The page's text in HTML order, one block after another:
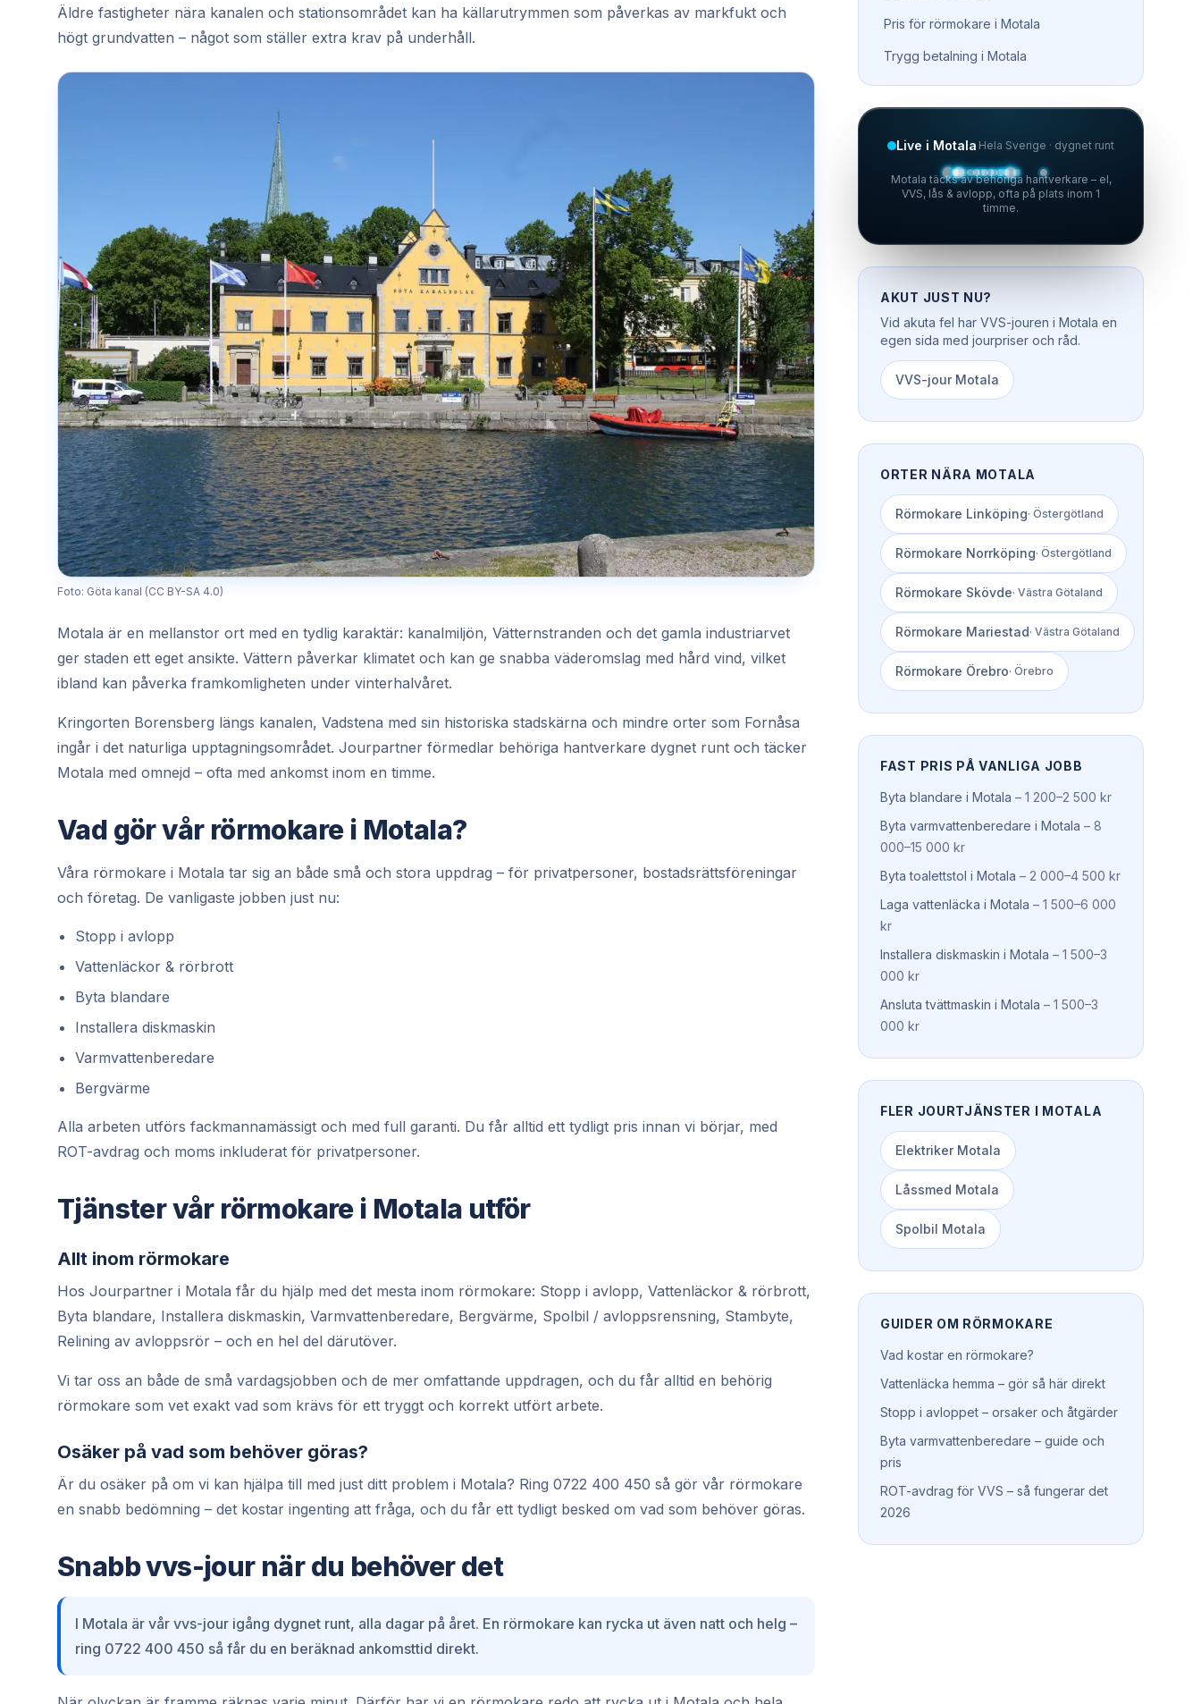
Äldre fastigheter nära kanalen och stationsområdet kan ha källarutrymmen som påverkas av markfukt och
högt grundvatten – något som ställer extra krav på underhåll.
Foto: Göta kanal (CC BY-SA 4.0)
Motala är en mellanstor ort med en tydlig karaktär: kanalmiljön, Vätternstranden och det gamla industriarvet
ger staden ett eget ansikte. Vättern påverkar klimatet och kan ge snabba väderomslag med hård vind, vilket
ibland kan påverka framkomligheten under vinterhalvåret.
Kringorten Borensberg längs kanalen, Vadstena med sin historiska stadskärna och mindre orter som Fornåsa
ingår i det naturliga upptagningsområdet. Jourpartner förmedlar behöriga hantverkare dygnet runt och täcker
Motala med omnejd – ofta med ankomst inom en timme.
Vad gör vår rörmokare i Motala?
Våra rörmokare i Motala tar sig an både små och stora uppdrag – för privatpersoner, bostadsrättsföreningar
och företag. De vanligaste jobben just nu:
Stopp i avlopp
Vattenläckor & rörbrott
Byta blandare
Installera diskmaskin
Varmvattenberedare
Bergvärme
Alla arbeten utförs fackmannamässigt och med full garanti. Du får alltid ett tydligt pris innan vi börjar, med
ROT-avdrag och moms inkluderat för privatpersoner.
Tjänster vår rörmokare i Motala utför
Allt inom rörmokare
Hos Jourpartner i Motala får du hjälp med det mesta inom rörmokare: Stopp i avlopp, Vattenläckor & rörbrott,
Byta blandare, Installera diskmaskin, Varmvattenberedare, Bergvärme, Spolbil / avloppsrensning, Stambyte,
Relining av avloppsrör – och en hel del därutöver.
Vi tar oss an både de små vardagsjobben och de mer omfattande uppdragen, och du får alltid en behörig
rörmokare som vet exakt vad som krävs för ett tryggt och korrekt utfört arbete.
Osäker på vad som behöver göras?
Är du osäker på om vi kan hjälpa till med just ditt problem i Motala? Ring 0722 400 450 så gör vår rörmokare
en snabb bedömning – det kostar ingenting att fråga, och du får ett tydligt besked om vad som behöver göras.
Snabb vvs-jour när du behöver det
I Motala är vår vvs-jour igång dygnet runt, alla dagar på året. En rörmokare kan rycka ut även natt och helg –
ring 0722 400 450 så får du en beräknad ankomsttid direkt.
Pris för rörmokare i Motala
Trygg betalning i Motala
Live i Motala Hela Sverige · dygnet runt
Motala täcks av behöriga hantverkare – el,
VVS, lås & avlopp, ofta på plats inom 1
timme.
AKUT JUST NU?
Vid akuta fel har VVS-jouren i Motala en
egen sida med jourpriser och råd.
VVS-jour Motala
ORTER NÄRA MOTALA
Rörmokare Linköping· Östergötland
Rörmokare Norrköping· Östergötland
Rörmokare Skövde· Västra Götaland
Rörmokare Mariestad· Västra Götaland
Rörmokare Örebro· Örebro
FAST PRIS PÅ VANLIGA JOBB
Byta blandare i Motala – 1 200–2 500 kr
Byta varmvattenberedare i Motala – 8
000–15 000 kr
Byta toalettstol i Motala – 2 000–4 500 kr
Laga vattenläcka i Motala – 1 500–6 000
kr
Installera diskmaskin i Motala – 1 500–3
000 kr
Ansluta tvättmaskin i Motala – 1 500–3
000 kr
FLER JOURTJÄNSTER I MOTALA
Elektriker Motala
Låssmed Motala
Spolbil Motala
GUIDER OM RÖRMOKARE
Vad kostar en rörmokare?
Vattenläcka hemma – gör så här direkt
Stopp i avloppet – orsaker och åtgärder
Byta varmvattenberedare – guide och
pris
ROT-avdrag för VVS – så fungerar det
2026